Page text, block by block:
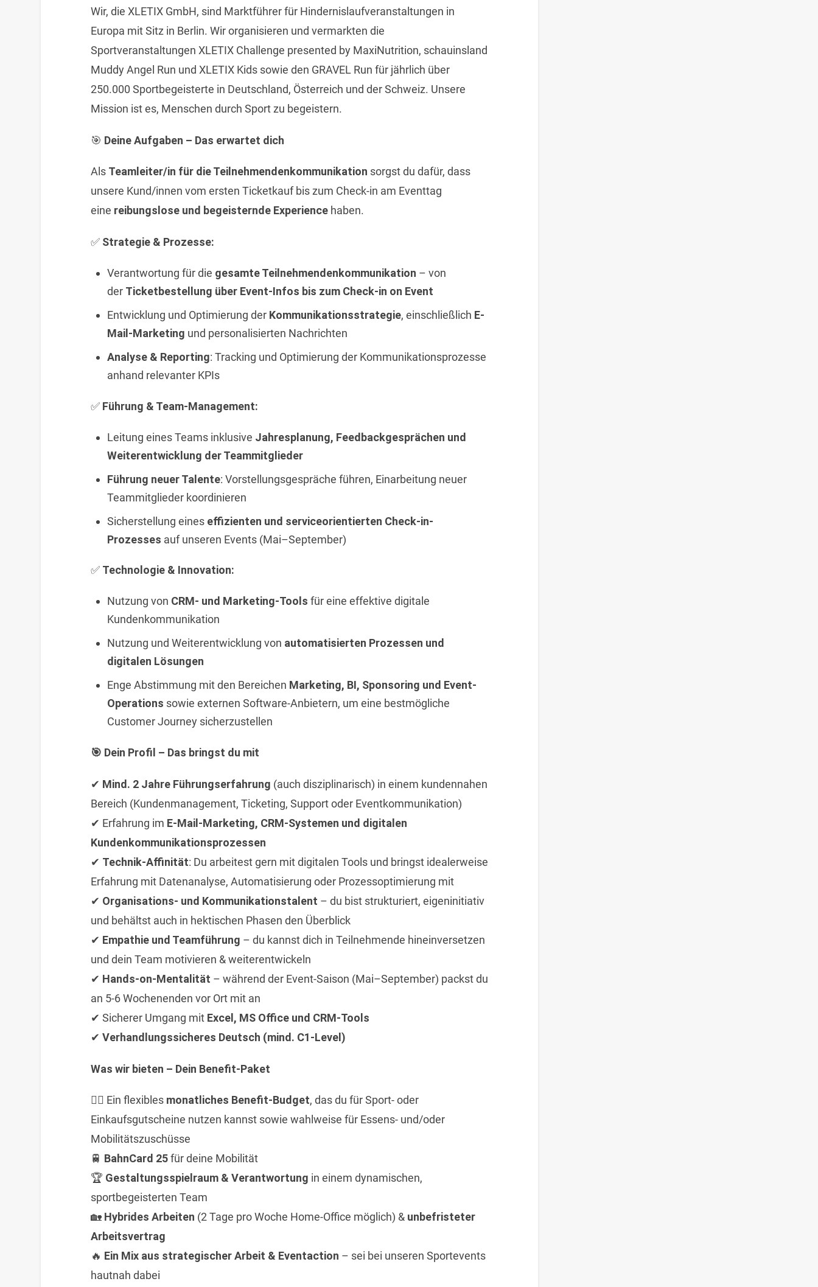
Wir, die XLETIX GmbH, sind Marktführer für Hindernislaufveranstaltungen in
Europa mit Sitz in Berlin. Wir organisieren und vermarkten die
Sportveranstaltungen XLETIX Challenge presented by MaxiNutrition, schauinsland
Muddy Angel Run und XLETIX Kids sowie den GRAVEL Run für jährlich über
250.000 Sportbegeisterte in Deutschland, Österreich und der Schweiz. Unsere
Mission ist es, Menschen durch Sport zu begeistern.
🎯 Deine Aufgaben – Das erwartet dich
Als Teamleiter/in für die Teilnehmendenkommunikation sorgst du dafür, dass
unsere Kund/innen vom ersten Ticketkauf bis zum Check-in am Eventtag
eine reibungslose und begeisternde Experiencehaben.
✅ Strategie & Prozesse:
Verantwortung für die gesamte Teilnehmendenkommunikation – von
der Ticketbestellung über Event-Infos bis zum Check-in on Event
Entwicklung und Optimierung der Kommunikationsstrategie, einschließlich E-
Mail-Marketing und personalisierten Nachrichten
Analyse & Reporting: Tracking und Optimierung der Kommunikationsprozesse
anhand relevanter KPIs
✅ Führung & Team-Management:
Leitung eines Teams inklusive Jahresplanung, Feedbackgesprächen und
Weiterentwicklung der Teammitglieder
Führung neuer Talente: Vorstellungsgespräche führen, Einarbeitung neuer
Teammitglieder koordinieren
Sicherstellung eines effizienten und serviceorientierten Check-in-
Prozesses auf unseren Events (Mai–September)
✅ Technologie & Innovation:
Nutzung von CRM- und Marketing-Tools für eine effektive digitale
Kundenkommunikation
Nutzung und Weiterentwicklung von automatisierten Prozessen und
digitalen Lösungen
Enge Abstimmung mit den Bereichen Marketing, BI, Sponsoring und Event-
Operations sowie externen Software-Anbietern, um eine bestmögliche
Customer Journey sicherzustellen
🎯 Dein Profil – Das bringst du mit
✔ Mind. 2 Jahre Führungserfahrung (auch disziplinarisch) in einem kundennahen
Bereich (Kundenmanagement, Ticketing, Support oder Eventkommunikation)
✔ Erfahrung im E-Mail-Marketing, CRM-Systemen und digitalen
Kundenkommunikationsprozessen
✔ Technik-Affinität: Du arbeitest gern mit digitalen Tools und bringst idealerweise
Erfahrung mit Datenanalyse, Automatisierung oder Prozessoptimierung mit
✔ Organisations- und Kommunikationstalent – du bist strukturiert, eigeninitiativ
und behältst auch in hektischen Phasen den Überblick
✔ Empathie und Teamführung – du kannst dich in Teilnehmende hineinversetzen
und dein Team motivieren & weiterentwickeln
✔ Hands-on-Mentalität – während der Event-Saison (Mai–September) packst du
an 5-6 Wochenenden vor Ort mit an
✔ Sicherer Umgang mit Excel, MS Office und CRM-Tools
✔ Verhandlungssicheres Deutsch (mind. C1-Level)
Was wir bieten – Dein Benefit-Paket
🏋‍♂ Ein flexibles monatliches Benefit-Budget, das du für Sport- oder
Einkaufsgutscheine nutzen kannst sowie wahlweise für Essens- und/oder
Mobilitätszuschüsse
🚆 BahnCard 25für deine Mobilität
🏆 Gestaltungsspielraum & Verantwortung in einem dynamischen,
sportbegeisterten Team
🏡 Hybrides Arbeiten (2 Tage pro Woche Home-Office möglich) & unbefristeter
Arbeitsvertrag
🔥 Ein Mix aus strategischer Arbeit & Eventaction – sei bei unseren Sportevents
hautnah dabei